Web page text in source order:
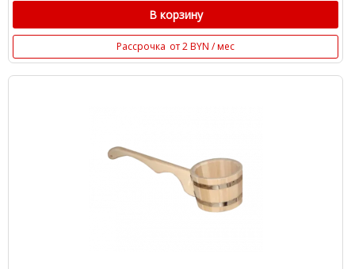
В корзину
Рассрочка от 2 BYN / мес